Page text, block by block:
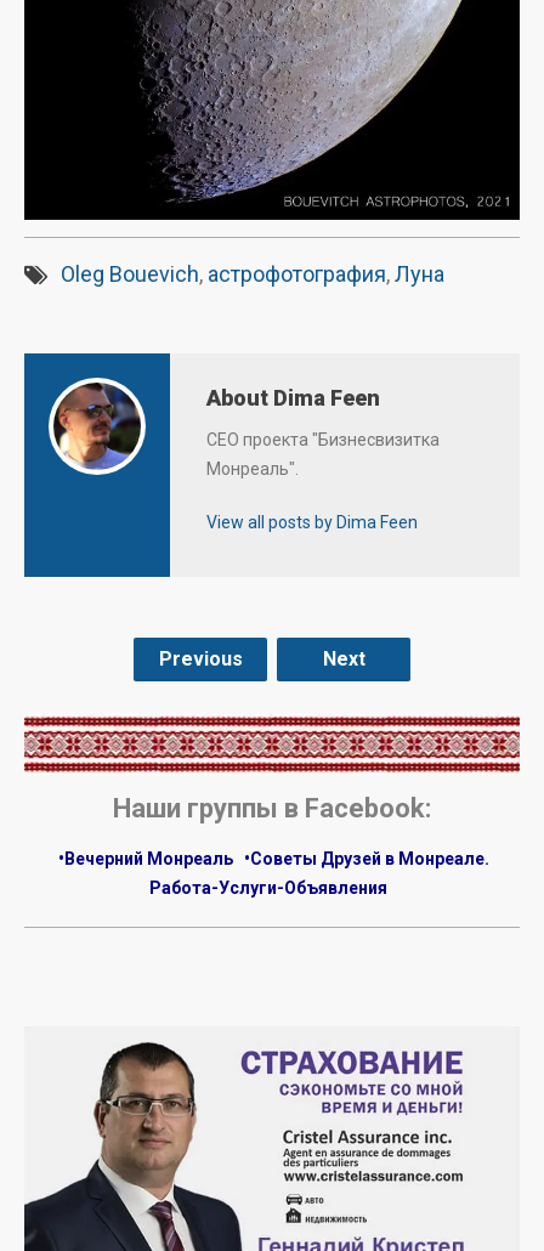
Oleg Bouevich, астрофотография,Луна
About Dima Feen
CEO проекта "Бизнесвизитка
Монреаль".
View all posts by Dima Feen
Previous Next
.
Наши группы в Facebook:
•Вечерний Монреаль
•Советы Друзей в Монреале.
Работа-Услуги-Объявления